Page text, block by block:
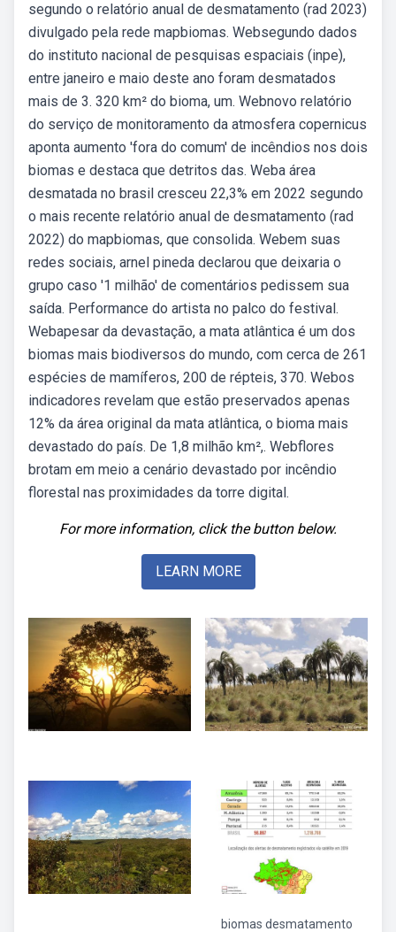
segundo o relatório anual de desmatamento (rad 2023)
divulgado pela rede mapbiomas. Websegundo dados
do instituto nacional de pesquisas espaciais (inpe),
entre janeiro e maio deste ano foram desmatados
mais de 3. 320 km² do bioma, um. Webnovo relatório
do serviço de monitoramento da atmosfera copernicus
aponta aumento 'fora do comum' de incêndios nos dois
biomas e destaca que detritos das. Weba área
desmatada no brasil cresceu 22,3% em 2022 segundo
o mais recente relatório anual de desmatamento (rad
2022) do mapbiomas, que consolida. Webem suas
redes sociais, arnel pineda declarou que deixaria o
grupo caso '1 milhão' de comentários pedissem sua
saída. Performance do artista no palco do festival.
Webapesar da devastação, a mata atlântica é um dos
biomas mais biodiversos do mundo, com cerca de 261
espécies de mamíferos, 200 de répteis, 370. Webos
indicadores revelam que estão preservados apenas
12% da área original da mata atlântica, o bioma mais
devastado do país. De 1,8 milhão km²,. Webflores
brotam em meio a cenário devastado por incêndio
florestal nas proximidades da torre digital.
For more information, click the button below.
LEARN MORE
biomas desmatamento